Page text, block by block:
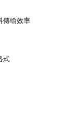
傳輸效率
式